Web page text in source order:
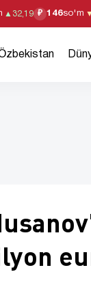
▲ 32,19 ₽ 146so'm